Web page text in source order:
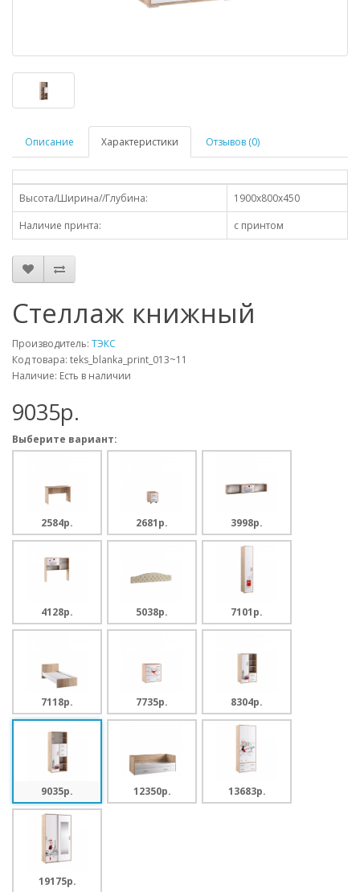
Описание Характеристики Отзывов (0)
Высота/Ширина//Глубина:
1900х800х450
Наличие принта:
с принтом
Стеллаж книжный
Производитель: ТЭКС
Код товара: teks_blanka_print_013~11
Наличие: Есть в наличии
9035p.
Выберите вариант:
2584p. 2681p. 3998p.
4128p. 5038p. 7101p.
7118p. 7735p. 8304p.
9035p. 12350p. 13683p.
19175p.